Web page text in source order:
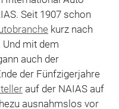
Seit 1907 schon
kurz nach
mit dem
auch der
der Fünfzigerjahre
auf der NAIAS auf
ausnahmslos vor